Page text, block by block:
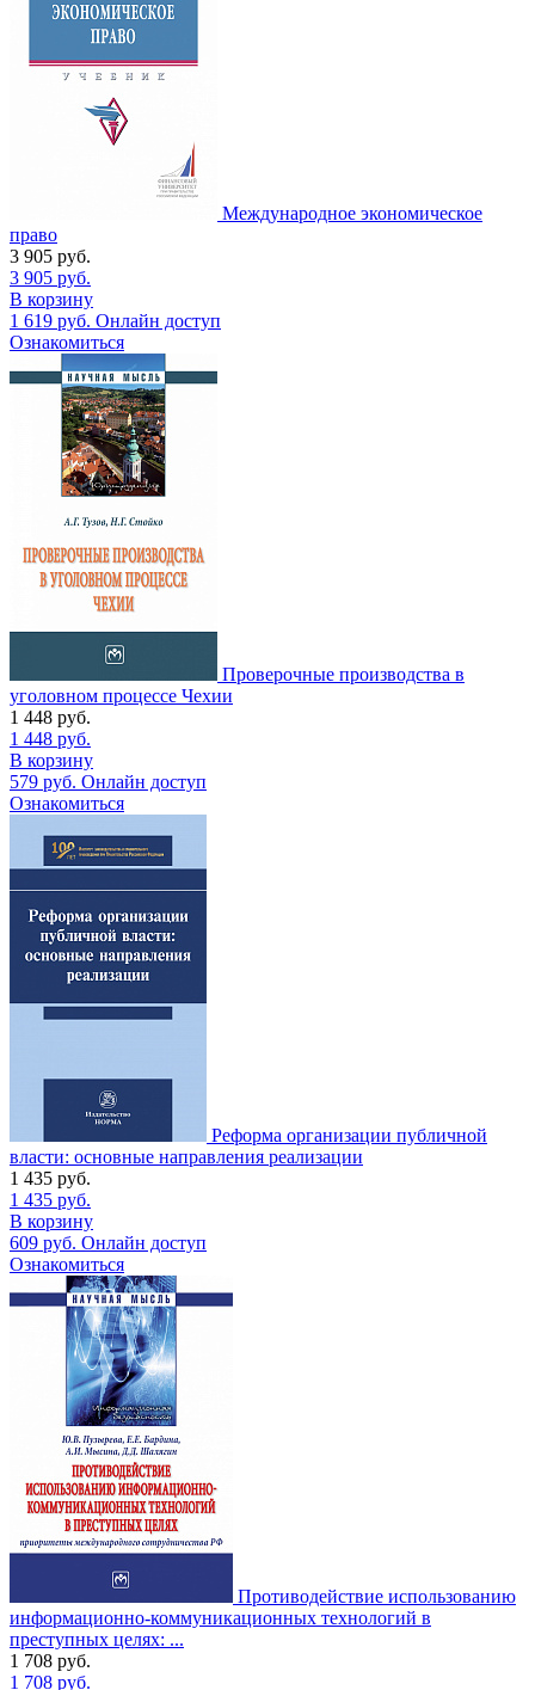
Международное экономическое
право
3 905 руб.
3 905 руб.
В корзину
1 619 руб. Онлайн доступ
Ознакомиться
Проверочные производства в
уголовном процессе Чехии
1 448 руб.
1 448 руб.
В корзину
579 руб. Онлайн доступ
Ознакомиться
Реформа организации публичной
власти: основные направления реализации
1 435 руб.
1 435 руб.
В корзину
609 руб. Онлайн доступ
Ознакомиться
Противодействие использованию
информационно-коммуникационных технологий в
преступных целях: ...
1 708 руб.
1 708 руб.